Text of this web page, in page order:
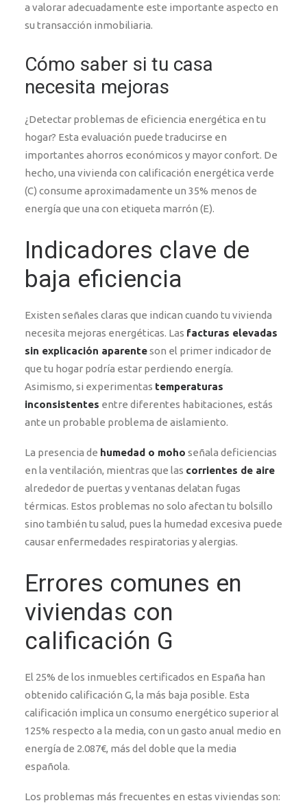
a valorar adecuadamente este importante aspecto en
su transacción inmobiliaria.
Cómo saber si tu casa
necesita mejoras
¿Detectar problemas de eficiencia energética en tu
hogar? Esta evaluación puede traducirse en
importantes ahorros económicos y mayor confort. De
hecho, una vivienda con calificación energética verde
(C) consume aproximadamente un 35% menos de
energía que una con etiqueta marrón (E).
Indicadores clave de
baja eficiencia
Existen señales claras que indican cuando tu vivienda
necesita mejoras energéticas. Las facturas elevadas
sin explicación aparenteson el primer indicador de
que tu hogar podría estar perdiendo energía.
Asimismo, si experimentas temperaturas
inconsistentes entre diferentes habitaciones, estás
ante un probable problema de aislamiento.
La presencia de humedad o moho señala deficiencias
en la ventilación, mientras que las corrientes de aire
alrededor de puertas y ventanas delatan fugas
térmicas. Estos problemas no solo afectan tu bolsillo
sino también tu salud, pues la humedad excesiva puede
causar enfermedades respiratorias y alergias.
Errores comunes en
viviendas con
calificación G
El 25% de los inmuebles certificados en España han
obtenido calificación G, la más baja posible. Esta
calificación implica un consumo energético superior al
125% respecto a la media, con un gasto anual medio en
energía de 2.087€, más del doble que la media
española.
Los problemas más frecuentes en estas viviendas son: